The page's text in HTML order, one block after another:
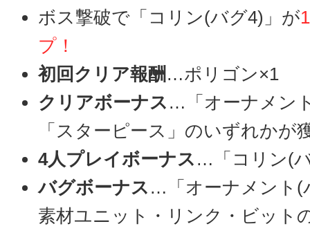
ボス撃破で「コリン(バグ4)」が
プ！
初回クリア報酬 …ポリゴン×1
クリアボーナス …「オーナメン
「スターピース」のいずれかが
4人プレイボーナス …「コリン(
バグボーナス …「オーナメント(
素材ユニット・リンク・ビット